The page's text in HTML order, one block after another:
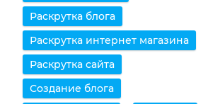
Раскрутка блога
Раскрутка интернет магазина
Раскрутка сайта
Создание блога